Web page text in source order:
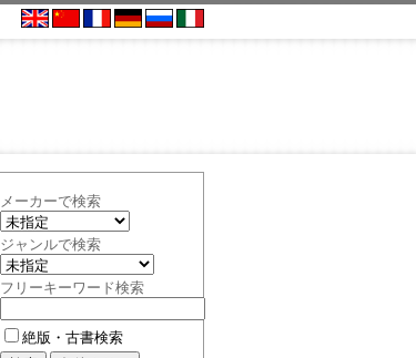
メーカーで検索
ジャンルで検索
フリーキーワード検索
絶版・古書検索